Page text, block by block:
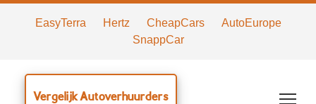
EasyTerra Hertz CheapCars
AutoEurope
SnappCar
Vergelijk Autoverhuurders